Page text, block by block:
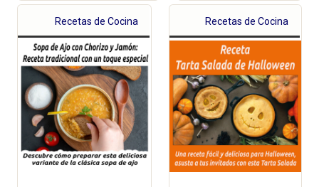
Recetas de Cocina Recetas de Cocina